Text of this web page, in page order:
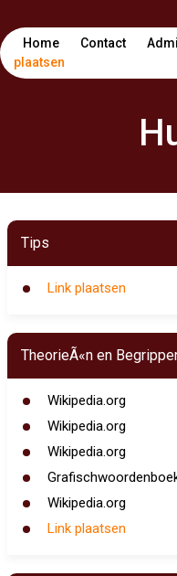
Home Contact
plaatsen
Tips
Link plaatsen
TheorieÃ«n en
Wikipedia.org
Wikipedia.org
Wikipedia.org
Wikipedia.org
Link plaatsen